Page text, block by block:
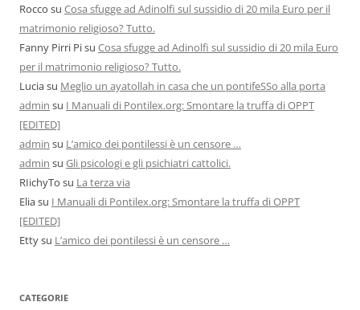
Rocco su Cosa sfugge ad Adinolfi sul sussidio di 20 mila Euro per il
matrimonio religioso? Tutto.
Fanny Pirri Pisu Cosa sfugge ad Adinolfi sul sussidio di 20 mila Euro
per il matrimonio religioso? Tutto.
Luciasu Meglio un ayatollah in casa che un pontifeSSo alla porta
admin su I Manuali di Pontilex.org: Smontare la truffa di OPPT
[EDITED]
admin su L’amico dei pontilessi è un censore …
admin su Gli psicologi e gli psichiatri cattolici.
RIichyTo su La terza via
Eliasu I Manuali di Pontilex.org: Smontare la truffa di OPPT
[EDITED]
Ettysu L’amico dei pontilessi è un censore …
CATEGORIE